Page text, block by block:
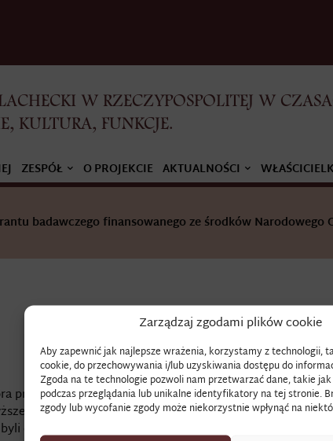
Zarządzaj zgodami plików cookie
Aby zapewnić jak najlepsze wrażenia, korzystamy z technologii,
cookie, do przechowywania i/lub uzyskiwania dostępu do
Zgoda na te technologie pozwoli nam przetwarzać dane, takie
podczas przeglądania lub unikalne identyfikatory na tej stronie.
zgody lub wycofanie zgody może niekorzystnie wpłynąć na
W RZECZYPOSPOLITEJ W
KULTURA, FUNKCJE.
ZESPÓŁ O PROJEKCIE AKTUALNOŚCI
badawczego finansowanego ze środków Narodowego
SUBDIAKON
przyjęła święcenia subdiakonatu. Do 1972 r. w Kościele
które upoważniały do asystowania podczas
do odprawiania brewiarza i przestrzegania celibatu.